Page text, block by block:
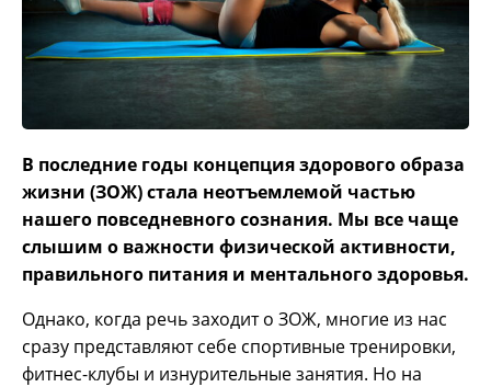
В последние годы концепция здорового образа
жизни (ЗОЖ) стала неотъемлемой частью
нашего повседневного сознания. Мы все чаще
слышим о важности физической активности,
правильного питания и ментального здоровья.
Однако, когда речь заходит о ЗОЖ, многие из нас
сразу представляют себе спортивные тренировки,
фитнес-клубы и изнурительные занятия. Но на